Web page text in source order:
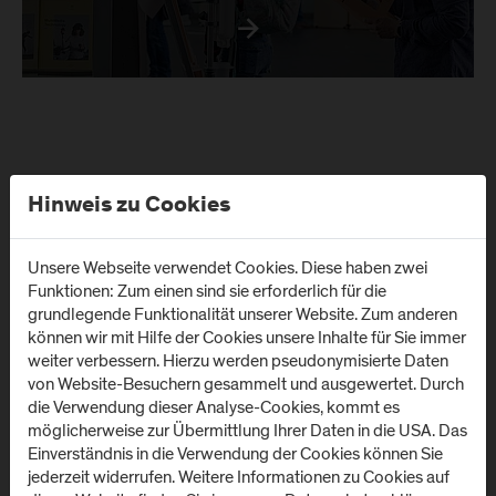
Anmeldung Newsletter
Standorte
Hinweis zu Cookies
Unsere Webseite verwendet Cookies. Diese haben zwei
Funktionen: Zum einen sind sie erforderlich für die
grundlegende Funktionalität unserer Website. Zum anderen
können wir mit Hilfe der Cookies unsere Inhalte für Sie immer
weiter verbessern. Hierzu werden pseudonymisierte Daten
von Website-Besuchern gesammelt und ausgewertet. Durch
die Verwendung dieser Analyse-Cookies, kommt es
möglicherweise zur Übermittlung Ihrer Daten in die USA. Das
Einverständnis in die Verwendung der Cookies können Sie
jederzeit widerrufen. Weitere Informationen zu Cookies auf